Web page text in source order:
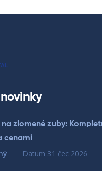
zlomené zuby:
cenami
Datum 31 čec 2026